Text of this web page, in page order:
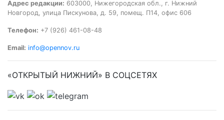
Адрес редакции: 603000, Нижегородская обл., г. Нижний
Новгород, улица Пискунова, д. 59, помещ. П14, офис 606
Телефон: +7 (926) 461-08-48
Email: info@opennov.ru
«ОТКРЫТЫЙ НИЖНИЙ» В СОЦСЕТЯХ